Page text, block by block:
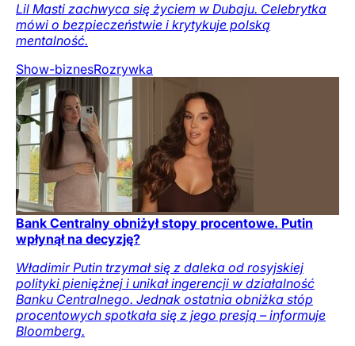
Lil Masti zachwyca się życiem w Dubaju. Celebrytka
mówi o bezpieczeństwie i krytykuje polską
mentalność.
Show-biznesRozrywka
Bank Centralny obniżył stopy procentowe. Putin
wpłynął na decyzję?
Władimir Putin trzymał się z daleka od rosyjskiej
polityki pieniężnej i unikał ingerencji w działalność
Banku Centralnego. Jednak ostatnia obniżka stóp
procentowych spotkała się z jego presją – informuje
Bloomberg.